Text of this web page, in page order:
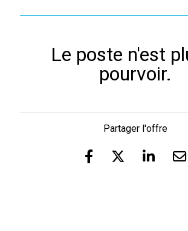
Le poste n'est
pourvoir.
Partager l'offre